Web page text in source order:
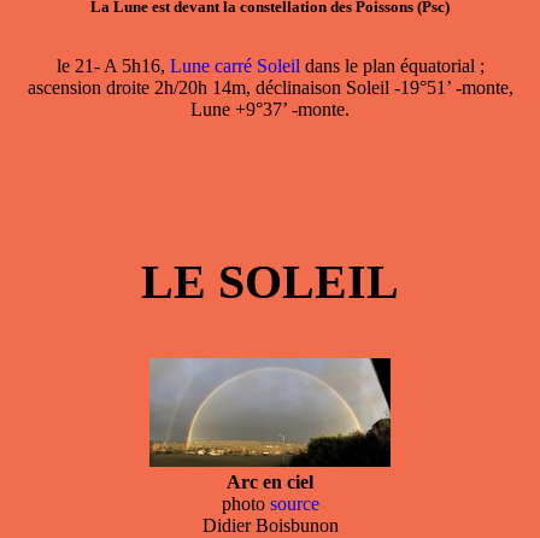
La Lune est devant la constellation des Poissons (Psc)
le 21- A 5h16, Lune carré Soleil dans le plan équatorial ;
ascension droite 2h/20h 14m, déclinaison Soleil -19°51’ -monte,
Lune +9°37’ -monte.
LE SOLEIL
Arc en ciel
photo source
Didier Boisbunon